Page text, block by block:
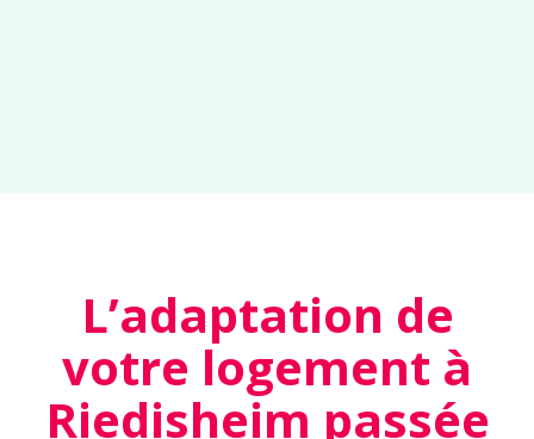
L’adaptation de
votre logement à
Riedisheim passée